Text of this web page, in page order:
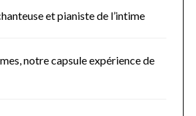
et pianiste de l’intime
notre capsule expérience de